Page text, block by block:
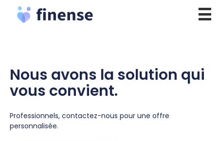
contenu
Nous avons la solution qui
vous convient.
Professionnels, contactez-nous pour une offre
personnalisée.